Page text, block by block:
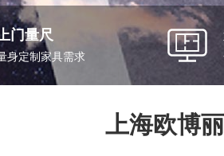
门量尺
身定制家具需求
上海欧博